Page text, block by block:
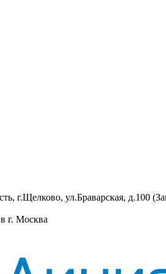
г.Щелково, ул.Браварская, д.100
г. Москва